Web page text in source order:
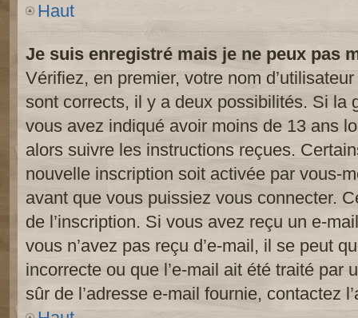
Haut
Je suis enregistré mais je ne peux pas
Vérifiez, en premier, votre nom
sont corrects, il y a deux possibilités. Si la
vous avez indiqué avoir moins de 13 ans
alors suivre les instructions reçues.
nouvelle inscription soit activée par vous-
avant que vous puissiez vous connecter.
de l’inscription. Si vous avez reçu un e-
vous n’avez pas reçu d’e-mail, il se peut
incorrecte ou que l’e-mail ait été traité par
sûr de l’adresse e-mail fournie, contactez